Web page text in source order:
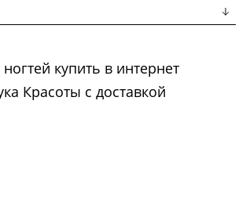
купить в интернет
Красоты с доставкой